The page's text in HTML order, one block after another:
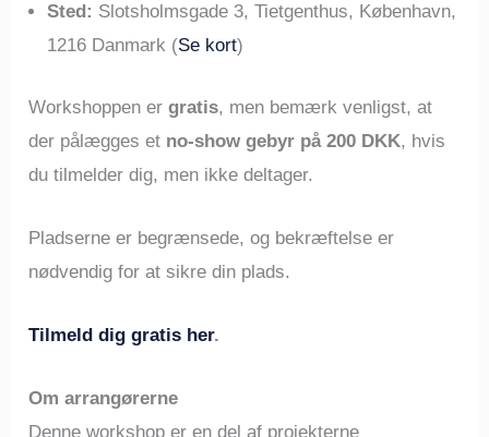
Sted: Slotsholmsgade 3, Tietgenthus, København,
1216 Danmark (Se kort)
Workshoppen ergratis, men bemærk venligst, at
der pålægges et no-show gebyr på 200 DKK, hvis
du tilmelder dig, men ikke deltager.
Pladserne er begrænsede, og bekræftelse er
nødvendig for at sikre din plads.
Tilmeld dig gratis her.
Om arrangørerne
Denne workshop er en del af projekterne